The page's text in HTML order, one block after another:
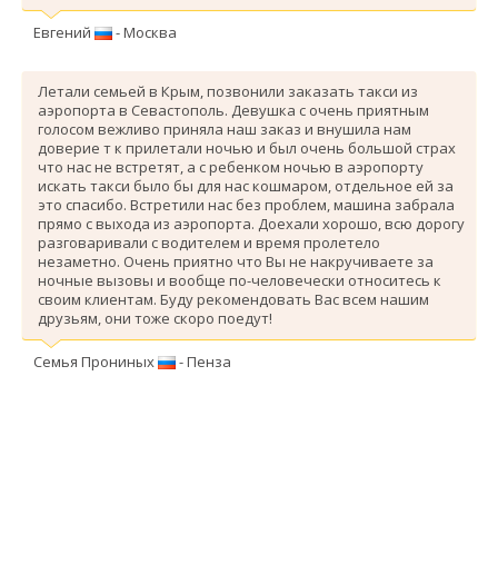
Евгений - Москва
Летали семьей в Крым, позвонили заказать такси из
аэропорта в Севастополь. Девушка с очень приятным
голосом вежливо приняла наш заказ и внушила нам
доверие т к прилетали ночью и был очень большой страх
что нас не встретят, а с ребенком ночью в аэропорту
искать такси было бы для нас кошмаром, отдельное ей за
это спасибо. Вcтретили нас без проблем, машина забрала
прямо с выхода из аэропорта. Доехали хорошо, всю дорогу
разговаривали с водителем и время пролетело
незаметно. Очень приятно что Вы не накручиваете за
ночные вызовы и вообще по-человечески относитесь к
своим клиентам. Буду рекомендовать Вас всем нашим
друзьям, они тоже скоро поедут!
Семья Прониных - Пенза